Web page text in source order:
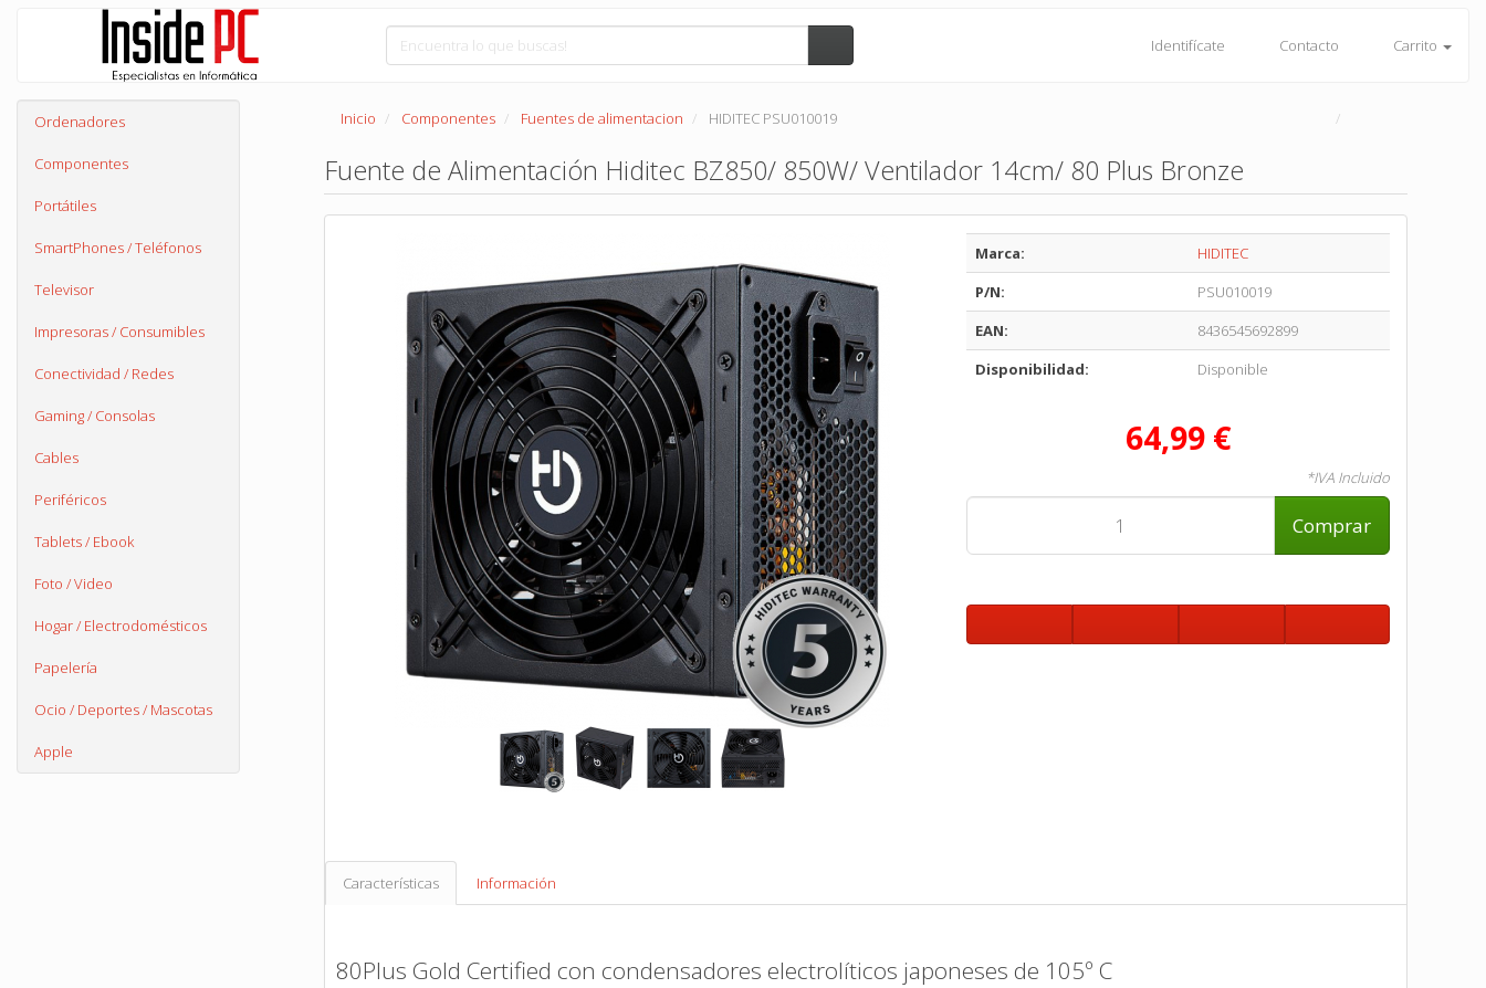
Identifícate Contacto Carrito
Ordenadores
Componentes
Portátiles
SmartPhones / Teléfonos
Televisor
Impresoras / Consumibles
Conectividad / Redes
Gaming / Consolas
Cables
Periféricos
Tablets / Ebook
Foto / Video
Hogar / Electrodomésticos
Papelería
Ocio / Deportes / Mascotas
Apple
Inicio Componentes Fuentes de alimentacion HIDITEC PSU010019
Fuente de Alimentación Hiditec BZ850/ 850W/ Ventilador 14cm/ 80 Plus Bronze
Marca:
HIDITEC
P/N:
PSU010019
EAN:
8436545692899
Disponibilidad:
Disponible
64,99 €
*IVA Incluido
Comprar
Características Información
80Plus Gold Certified con condensadores electrolíticos japoneses de 105º C